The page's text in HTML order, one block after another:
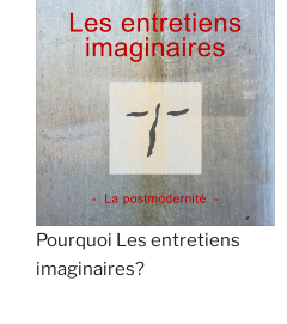
Pourquoi Les entretiens
imaginaires?